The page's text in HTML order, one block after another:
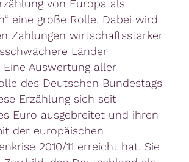
von Europa als
eine große Rolle. Dabei wird
Zahlungen wirtschaftsstarker
Länder
Eine Auswertung aller
des Deutschen Bundestags
Erzählung sich seit
Euro ausgebreitet und ihren
der europäischen
2010/11 erreicht hat. Sie